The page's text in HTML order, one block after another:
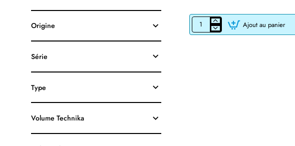
Origine
Série
Type
Volume Technika
CARTOUCHE
JET
Ajout au panier